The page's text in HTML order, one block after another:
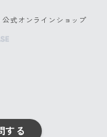
する
式オンラインショップ